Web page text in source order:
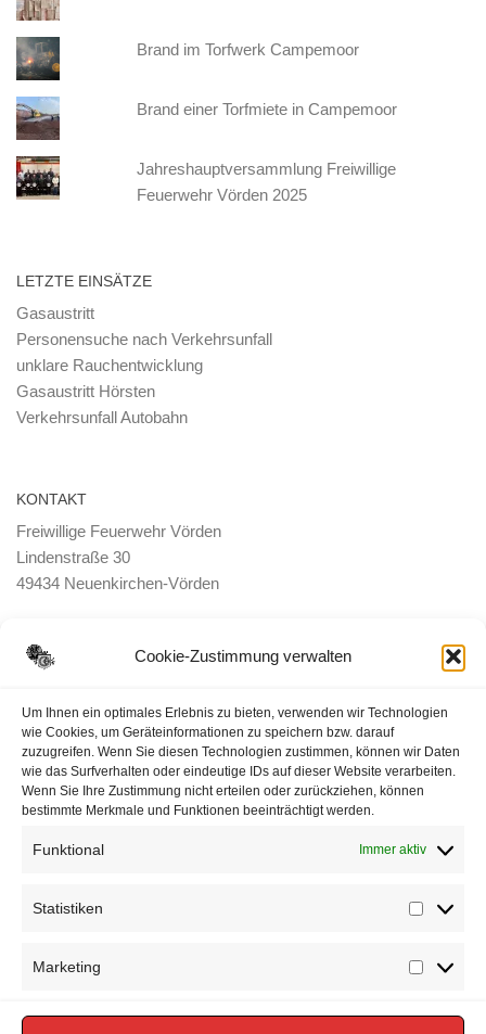
Cookie-Zustimmung verwalten
Um Ihnen ein optimales Erlebnis zu bieten, verwenden wir Technologien
wie Cookies, um Geräteinformationen zu speichern bzw. darauf
zuzugreifen. Wenn Sie diesen Technologien zustimmen, können wir Daten
wie das Surfverhalten oder eindeutige IDs auf dieser Website verarbeiten.
Wenn Sie Ihre Zustimmung nicht erteilen oder zurückziehen, können
bestimmte Merkmale und Funktionen beeinträchtigt werden.
Funktional Immer aktiv
Statistiken
Marketing
Brand im Torfwerk Campemoor
Brand einer Torfmiete in Campemoor
Jahreshauptversammlung Freiwillige
Feuerwehr Vörden 2025
LETZTE EINSÄTZE
Gasaustritt
Personensuche nach Verkehrsunfall
unklare Rauchentwicklung
Gasaustritt Hörsten
Verkehrsunfall Autobahn
KONTAKT
Freiwillige Feuerwehr Vörden
Lindenstraße 30
49434 Neuenkirchen-Vörden
Datenschutzerklärung
Impressum
Cookie-Richtlinie (EU)